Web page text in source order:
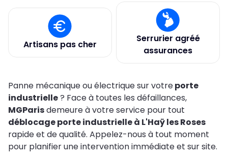
Artisans pas cher
Serrurier agréé
assurances
Panne mécanique ou électrique sur votreporte
industrielle? Face à toutes les défaillances,
MGParisdemeure à votre service pour tout
déblocage porte industrielle à L'Haÿ les Roses
rapide et de qualité. Appelez-nous à tout moment
pour planifier une intervention immédiate et sur site.